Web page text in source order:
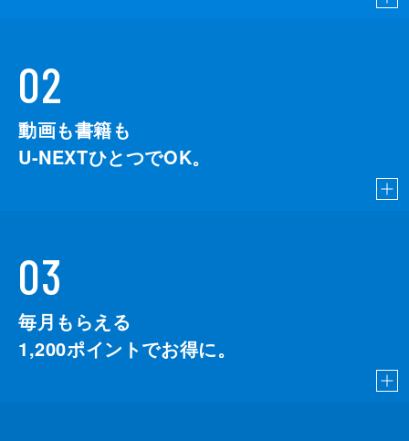
02
動画も書籍も
U-NEXTひとつでOK。
03
毎月もらえる
1,200ポイントでお得に。